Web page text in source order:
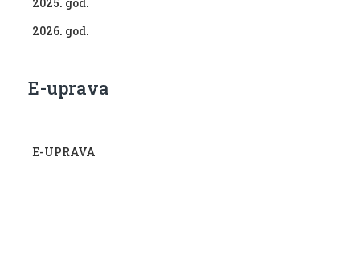
2026. god.
E-uprava
E-UPRAVA